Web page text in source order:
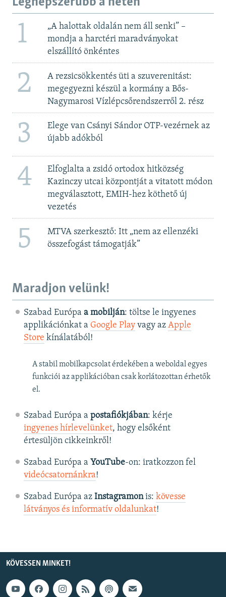
1
„A halottak oldalán nem áll senki” –
mondja a harctéri maradványokat
elszállító önkéntes
2
A rezsicsökkentés üti a szuverenitást:
megegyezni készül a kormány a Bős-
Nagymarosi Vízlépcsőrendszerről 2. rész
3
Elege van Csányi Sándor OTP-vezérnek az
újabb adókból
4
Elfoglalta a zsidó ortodox hitközség
Kazinczy utcai központját a vitatott módon
megválasztott, EMIH-hez köthető új
vezetés
5
MTVA szerkesztő: Itt „nem az ellenzéki
összefogást támogatják”
Maradjon velünk!
Szabad Európa a mobilján: töltse le ingyenes
applikációnkat a Google Playvagy az Apple
Store kínálatából!
A stabil mobilkapcsolat érdekében a weboldal egyes
funkciói az applikációban csak korlátozottan érhetők
el.
Szabad Európa a postafiókjában: kérje
ingyenes hírlevelünket, hogy elsőként
értesüljön cikkeinkről!
Szabad Európa a YouTube-on: iratkozzon fel
videócsatornánkra!
Szabad Európa az Instagramonis: kövesse
látványos és informatív oldalunkat! ​
KÖVESSEN MINKET!